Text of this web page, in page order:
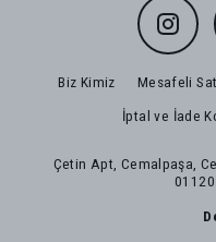
Biz Kimiz Mesafeli
İptal ve İade
Çetin Apt, Cemalpaşa,